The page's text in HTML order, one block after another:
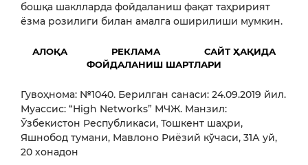
бошқа шаклларда фойдаланиш фақат таҳририят
ёзма розилиги билан амалга оширилиши мумкин.
АЛОҚА РЕКЛАМА
САЙТ ҲАҚИДА
ФОЙДАЛАНИШ ШАРТЛАРИ
Гувоҳнома: №1040. Берилган санаси: 24.09.2019 йил.
Муассис: “High Networks” МЧЖ. Манзил:
Ўзбекистон Республикаси, Тошкент шаҳри,
Яшнобод тумани, Мавлоно Риёзий кўчаси, 31А уй,
20 хонадон